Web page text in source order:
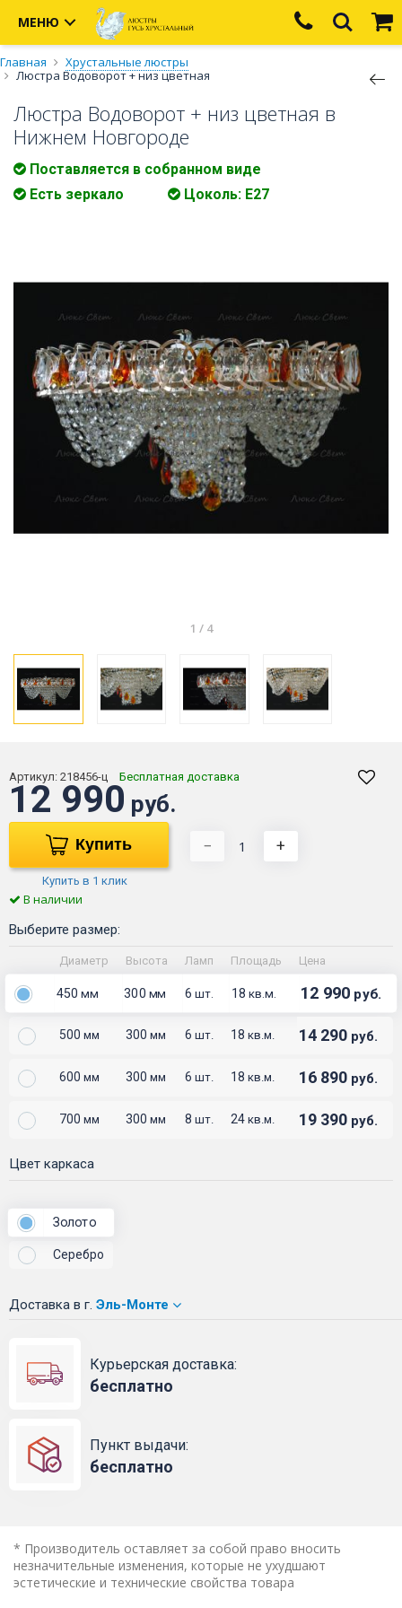
МЕНЮ
Главная
Хрустальные люстры
Люстра Водоворот + низ цветная
Люстра Водоворот + низ цветная в
Нижнем Новгороде
Поставляется в собранном виде
Есть зеркало
Цоколь: Е27
1 / 4
Артикул: 218456-ц Бесплатная доставка
12 990 руб.
Купить
Купить в 1 клик
− +
В наличии
Выберите размер:
Диаметр Высота Ламп Площадь Цена
450мм 300 мм 6 шт. 18кв.м. 12 990 руб.
500 мм 300 мм 6 шт. 18 кв.м. 14 290 руб.
600 мм 300 мм 6 шт. 18 кв.м. 16 890 руб.
700 мм 300 мм 8 шт. 24 кв.м. 19 390 руб.
Цвет каркаса
Золото
Серебро
Доставка в г. Эль-Монте
Курьерская доставка:
бесплатно
Пункт выдачи:
бесплатно
* Производитель оставляет за собой право вносить
незначительные изменения, которые не ухудшают
эстетические и технические свойства товара